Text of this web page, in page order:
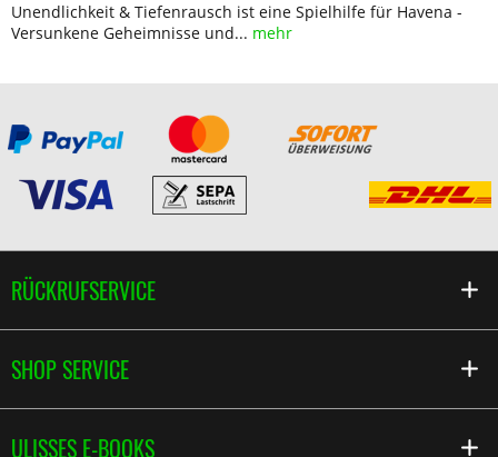
Unendlichkeit & Tiefenrausch ist eine Spielhilfe für Havena -
Versunkene Geheimnisse und... mehr
RÜCKRUFSERVICE
SHOP SERVICE
ULISSES E-BOOKS